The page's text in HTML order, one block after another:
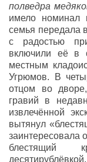
полведра
имело номинал
семья передала
с радостью
включили её в
местным
Угрюмов. В
отцом во
гравий в
извлечённой
вытянул
заинтересовала
блестящий